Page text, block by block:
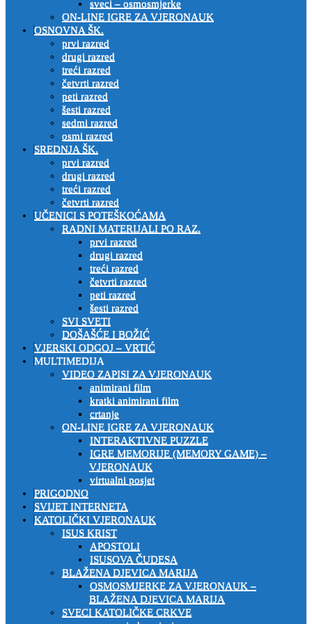
sveci – osmosmjerke
ON-LINE IGRE ZA VJERONAUK
OSNOVNA ŠK.
prvi razred
drugi razred
treći razred
četvrti razred
peti razred
šesti razred
sedmi razred
osmi razred
SREDNJA ŠK.
prvi razred
drugi razred
treći razred
četvrti razred
UČENICI S POTEŠKOĆAMA
RADNI MATERIJALI PO RAZ.
prvi razred
drugi razred
treći razred
četvrti razred
peti razred
šesti razred
SVI SVETI
DOŠAŠĆE I BOŽIĆ
VJERSKI ODGOJ – VRTIĆ
MULTIMEDIJA
VIDEO ZAPISI ZA VJERONAUK
animirani film
kratki animirani film
crtanje
ON-LINE IGRE ZA VJERONAUK
INTERAKTIVNE PUZZLE
IGRE MEMORIJE (MEMORY GAME) –
VJERONAUK
virtualni posjet
PRIGODNO
SVIJET INTERNETA
KATOLIČKI VJERONAUK
ISUS KRIST
APOSTOLI
ISUSOVA ČUDESA
BLAŽENA DJEVICA MARIJA
OSMOSMJERKE ZA VJERONAUK –
BLAŽENA DJEVICA MARIJA
SVECI KATOLIČKE CRKVE